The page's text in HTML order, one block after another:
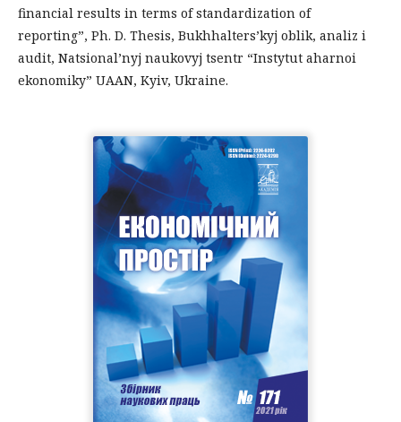
financial results in terms of standardization of
reporting”, Ph. D. Thesis, Bukhhalters’kyj oblik, analiz i
audit, Natsional’nyj naukovyj tsentr “Instytut aharnoi
ekonomiky” UAAN, Kyiv, Ukraine.